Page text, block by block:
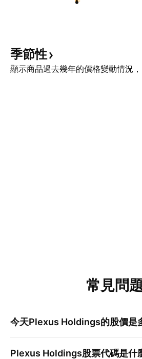
季節性
顯示商品過去幾年的價格變動情況，
常見問
今天Plexus Holdings的股價是
Plexus Holdings股票代碼是什